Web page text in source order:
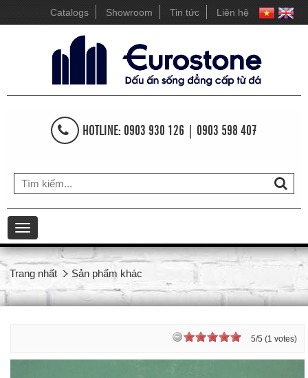
Catalogs Showroom Tin tức Liên hệ
HOTLINE: 0903 930 126 | 0903 598 407
Toggle
navigation
Trang nhất Sản phẩm khác
5/5 (1 votes)